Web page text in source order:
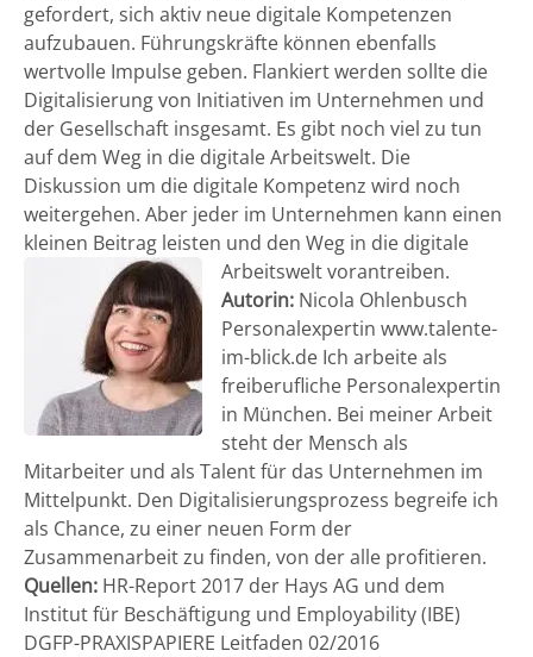
gefordert, sich aktiv neue digitale Kompetenzen
aufzubauen. Führungskräfte können ebenfalls
wertvolle Impulse geben. Flankiert werden sollte die
Digitalisierung von Initiativen im Unternehmen und
der Gesellschaft insgesamt. Es gibt noch viel zu tun
auf dem Weg in die digitale Arbeitswelt. Die
Diskussion um die digitale Kompetenz wird noch
weitergehen. Aber jeder im Unternehmen kann einen
kleinen Beitrag leisten und den Weg in die digitale
Arbeitswelt vorantreiben.
Autorin: Nicola Ohlenbusch
Personalexpertin www.talente-
im-blick.de Ich arbeite als
freiberufliche Personalexpertin
in München. Bei meiner Arbeit
steht der Mensch als
Mitarbeiter und als Talent für das Unternehmen im
Mittelpunkt. Den Digitalisierungsprozess begreife ich
als Chance, zu einer neuen Form der
Zusammenarbeit zu finden, von der alle profitieren.
Quellen: HR-Report 2017 der Hays AG und dem
Institut für Beschäftigung und Employability (IBE)
DGFP-PRAXISPAPIERE Leitfaden 02/2016